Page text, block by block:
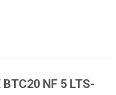
BTC20 NF 5 LTS-